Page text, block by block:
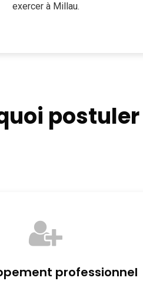
exercer à Millau.
professionnel